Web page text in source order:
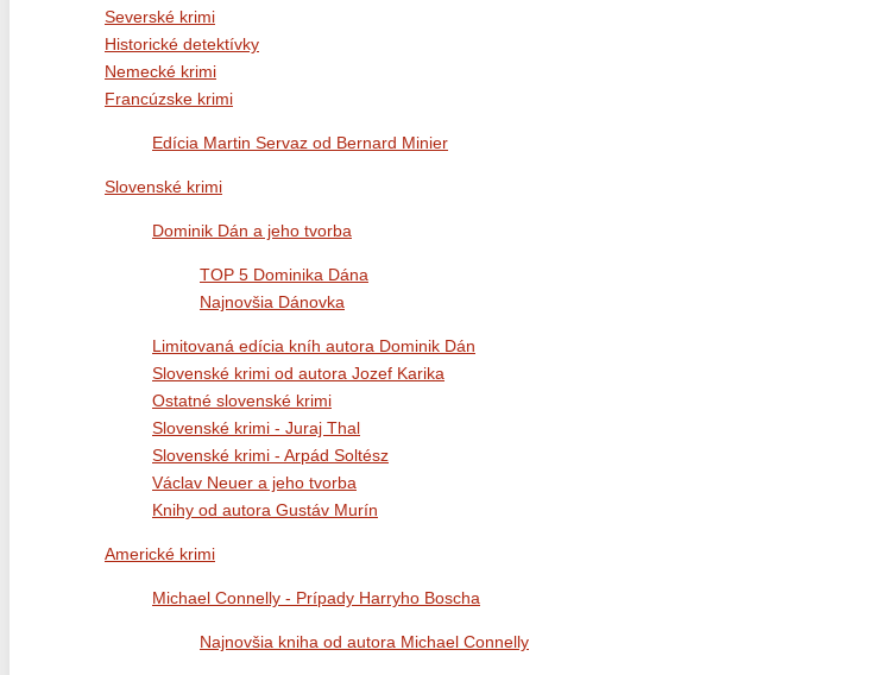
Severské krimi
Historické detektívky
Nemecké krimi
Francúzske krimi
Edícia Martin Servaz od Bernard Minier
Slovenské krimi
Dominik Dán a jeho tvorba
TOP 5 Dominika Dána
Najnovšia Dánovka
Limitovaná edícia kníh autora Dominik Dán
Slovenské krimi od autora Jozef Karika
Ostatné slovenské krimi
Slovenské krimi - Juraj Thal
Slovenské krimi - Arpád Soltész
Václav Neuer a jeho tvorba
Knihy od autora Gustáv Murín
Americké krimi
Michael Connelly - Prípady Harryho Boscha
Najnovšia kniha od autora Michael Connelly